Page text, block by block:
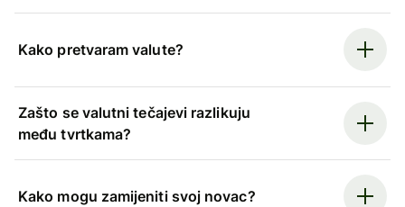
Kako pretvaram valute?
Zašto se valutni tečajevi razlikuju
među tvrtkama?
Kako mogu zamijeniti svoj novac?